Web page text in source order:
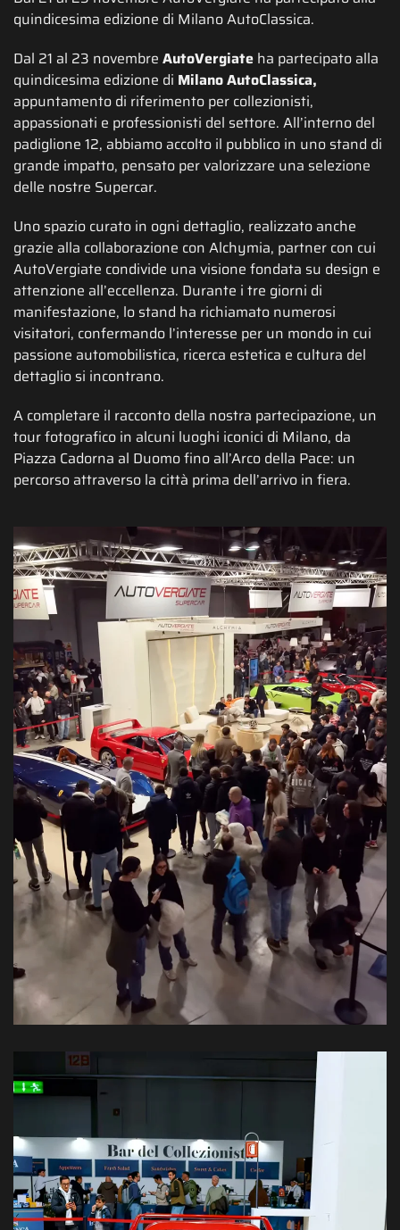
quindicesima edizione di Milano AutoClassica.
Dal 21 al 23 novembre AutoVergiate ha partecipato alla
quindicesima edizione di Milano AutoClassica,
appuntamento di riferimento per collezionisti,
appassionati e professionisti del settore. All’interno del
padiglione 12, abbiamo accolto il pubblico in uno stand di
grande impatto, pensato per valorizzare una selezione
delle nostre Supercar.
Uno spazio curato in ogni dettaglio, realizzato anche
grazie alla collaborazione con Alchymia, partner con cui
AutoVergiate condivide una visione fondata su design e
attenzione all’eccellenza. Durante i tre giorni di
manifestazione, lo stand ha richiamato numerosi
visitatori, confermando l’interesse per un mondo in cui
passione automobilistica, ricerca estetica e cultura del
dettaglio si incontrano.
A completare il racconto della nostra partecipazione, un
tour fotografico in alcuni luoghi iconici di Milano, da
Piazza Cadorna al Duomo fino all’Arco della Pace: un
percorso attraverso la città prima dell’arrivo in fiera.